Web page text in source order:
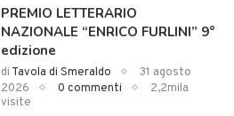
PREMIO LETTERARIO
NAZIONALE “ENRICO FURLINI” 9°
edizione
di Tavola di Smeraldo
31 agosto
2026
0 commenti
2,2mila
visite